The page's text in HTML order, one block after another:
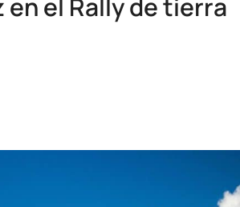
el Rally de tierra